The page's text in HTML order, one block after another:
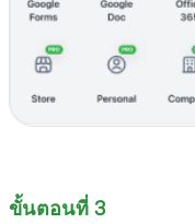
ขั้นตอนที่ 3